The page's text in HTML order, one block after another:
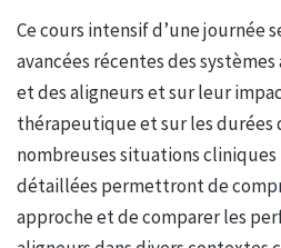
Ce cours intensif d’une journée
avancées récentes des
et des aligneurs et sur leur
thérapeutique et sur les durées
nombreuses situations
détaillées permettront de
approche et de comparer les